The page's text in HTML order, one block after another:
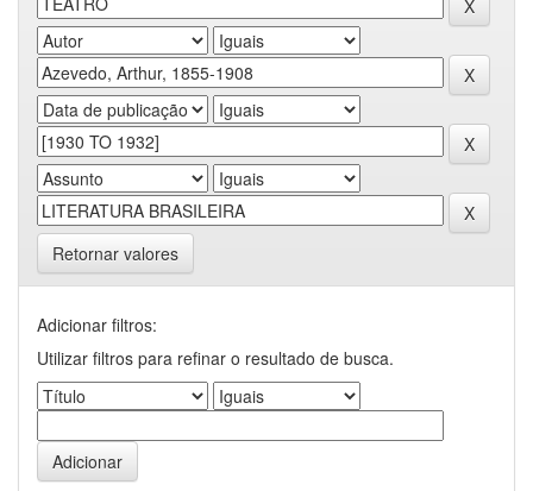
Retornar valores
Adicionar filtros:
Utilizar filtros para refinar o resultado de busca.